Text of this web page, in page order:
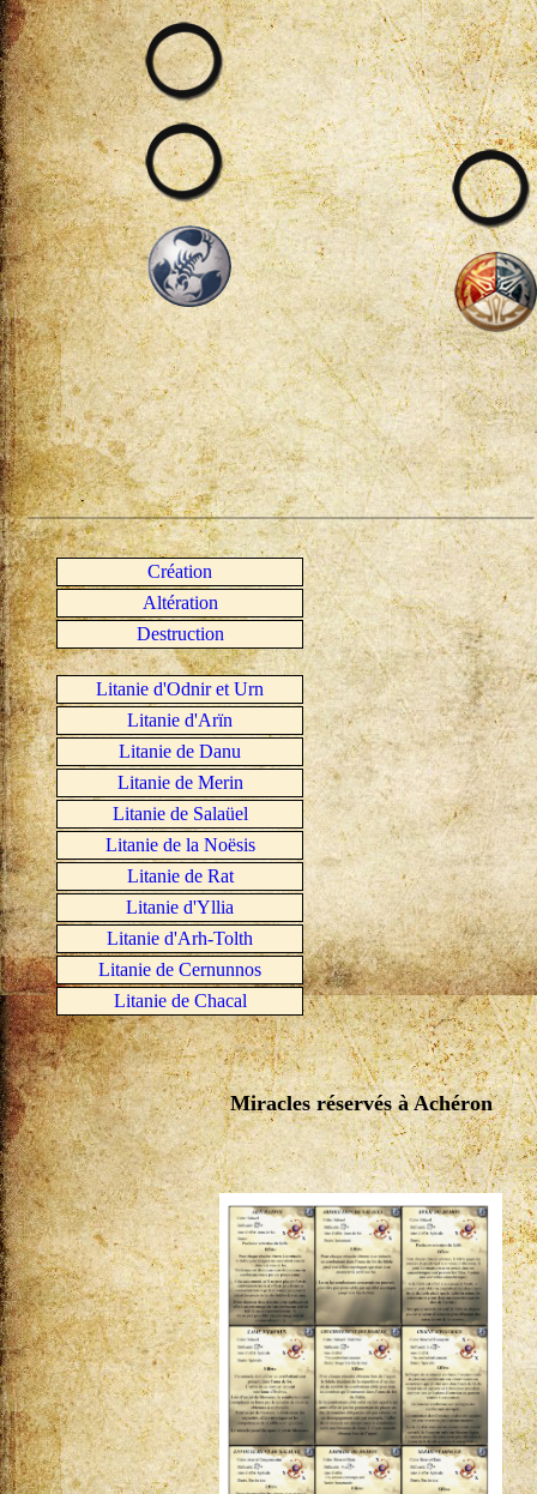
Création
Altération
Destruction
Litanie d'Odnir et Urn
Litanie d'Arïn
Litanie de Danu
Litanie de Merin
Litanie de Salaüel
Litanie de la Noësis
Litanie de Rat
Litanie d'Yllia
Litanie d'Arh-Tolth
Litanie de Cernunnos
Litanie de Chacal
Miracles réservés à Achéron